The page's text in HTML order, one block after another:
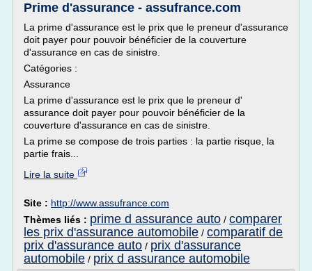
Prime d'assurance - assufrance.com
La prime d'assurance est le prix que le preneur d'assurance
doit payer pour pouvoir bénéficier de la couverture
d'assurance en cas de sinistre.
Catégories :
Assurance
La prime d'assurance est le prix que le preneur d'
assurance doit payer pour pouvoir bénéficier de la
couverture d'assurance en cas de sinistre.
La prime se compose de trois parties : la partie risque, la
partie frais...
Lire la suite
Site : http://www.assufrance.com
Thèmes liés : prime d assurance auto / comparer
les prix d'assurance automobile / comparatif de
prix d'assurance auto / prix d'assurance
automobile / prix d assurance automobile